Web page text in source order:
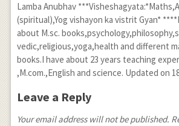
Lamba Anubhav
(spiritual),Yog vishayon ka vistrit Gyan*
about M.sc.
vedic,religious,yoga,health and different
books.I have about 23 years teaching
,M.com.,English and science. Updated on
Leave a Reply
Your email address will not be published.